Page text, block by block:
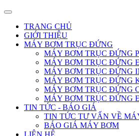
TRANG CHỦ
GIỚI THIỆU
MÁY BƠM TRỤC ĐỨNG
MÁY BƠM TRỤC ĐỨNG
MÁY BƠM TRỤC ĐỨNG
MÁY BƠM TRỤC ĐỨNG
MÁY BƠM TRỤC ĐỨNG
MÁY BƠM TRỤC ĐỨNG
MÁY BƠM TRỤC ĐỨNG
TIN TỨC - BÁO GIÁ
TIN TỨC TƯ VẤN VỀ
BÁO GIÁ MÁY BƠM